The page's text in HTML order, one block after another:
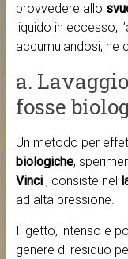
provvedere allo
liquido in eccesso,
accumulandosi, ne
a.
fosse
Un metodo per
biologiche,
Vinci , consiste nel
ad alta pressione.
Il getto, intenso e
genere di residuo